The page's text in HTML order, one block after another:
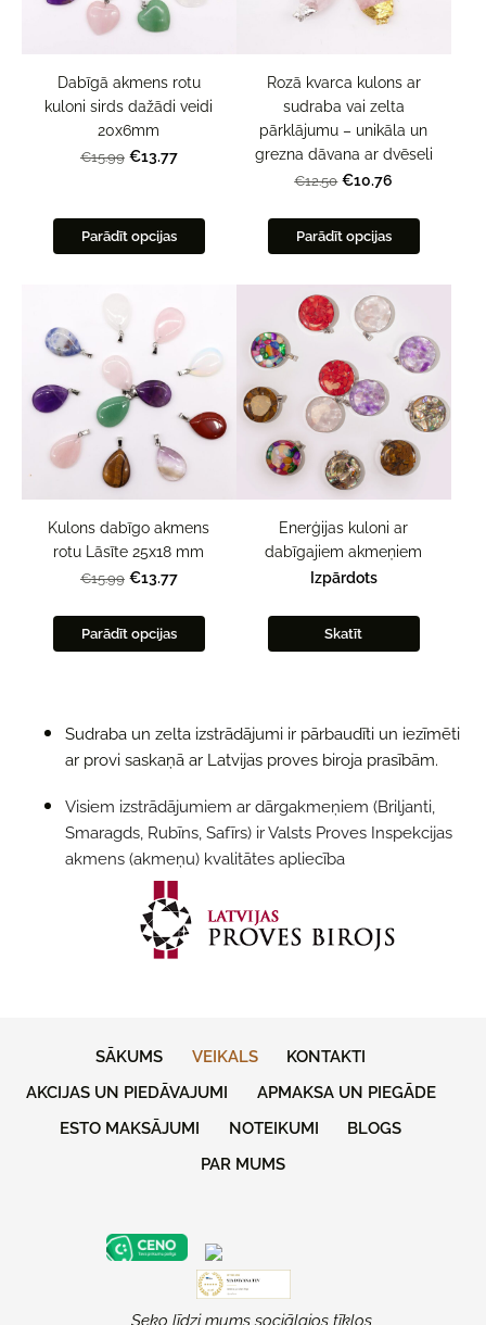
Sudraba un zelta izstrādājumi ir pārbaudīti un iezīmēti
ar provi saskaņā ar Latvijas proves biroja prasībām.
Visiem izstrādājumiem ar dārgakmeņiem (Briljanti,
Smaragds, Rubīns, Safīrs) ir Valsts Proves Inspekcijas
akmens (аkmеņu) kvalitātes apliecība
Dabīgā akmens rotu
kuloni sirds dažādi veidi
20x6mm
€15.99 €13.77
Parādīt opcijas
Rozā kvarca kulons ar
sudraba vai zelta
pārklājumu – unikāla un
grezna dāvana ar dvēseli
€12.50 €10.76
Parādīt opcijas
Kulons dabīgo akmens
rotu Lāsīte 25x18 mm
€15.99 €13.77
Parādīt opcijas
Enerģijas kuloni ar
dabīgajiem akmeņiem
Izpārdots
Skatīt
SĀKUMS VEIKALS
KONTAKTI
AKCIJAS UN PIEDĀVAJUMI
APMAKSA UN PIEGĀDE
ESTO MAKSĀJUMI
NOTEIKUMI
BLOGS
PAR MUMS
Seko līdzi mums sociālajos tīklos